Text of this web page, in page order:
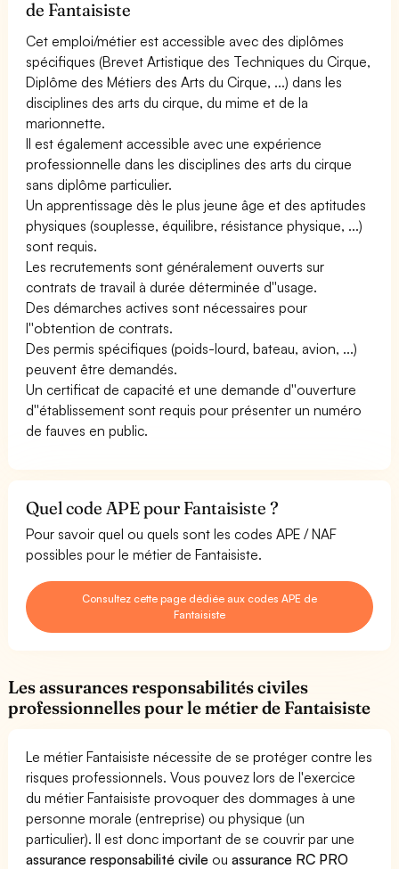
de Fantaisiste
Cet emploi/métier est accessible avec des diplômes
spécifiques (Brevet Artistique des Techniques du Cirque,
Diplôme des Métiers des Arts du Cirque, ...) dans les
disciplines des arts du cirque, du mime et de la
marionnette.
Il est également accessible avec une expérience
professionnelle dans les disciplines des arts du cirque
sans diplôme particulier.
Un apprentissage dès le plus jeune âge et des aptitudes
physiques (souplesse, équilibre, résistance physique, ...)
sont requis.
Les recrutements sont généralement ouverts sur
contrats de travail à durée déterminée d''usage.
Des démarches actives sont nécessaires pour
l''obtention de contrats.
Des permis spécifiques (poids-lourd, bateau, avion, ...)
peuvent être demandés.
Un certificat de capacité et une demande d''ouverture
d''établissement sont requis pour présenter un numéro
de fauves en public.
Quel code APE pour Fantaisiste ?
Pour savoir quel ou quels sont les codes APE / NAF
possibles pour le métier de Fantaisiste.
Consultez cette page dédiée aux codes APE de
Fantaisiste
Les assurances responsabilités civiles
professionnelles pour le métier de Fantaisiste
Le métier Fantaisiste nécessite de se protéger contre les
risques professionnels. Vous pouvez lors de l'exercice
du métier Fantaisiste provoquer des dommages à une
personne morale (entreprise) ou physique (un
particulier). Il est donc important de se couvrir par une
assurance responsabilité civile ouassurance RC PRO